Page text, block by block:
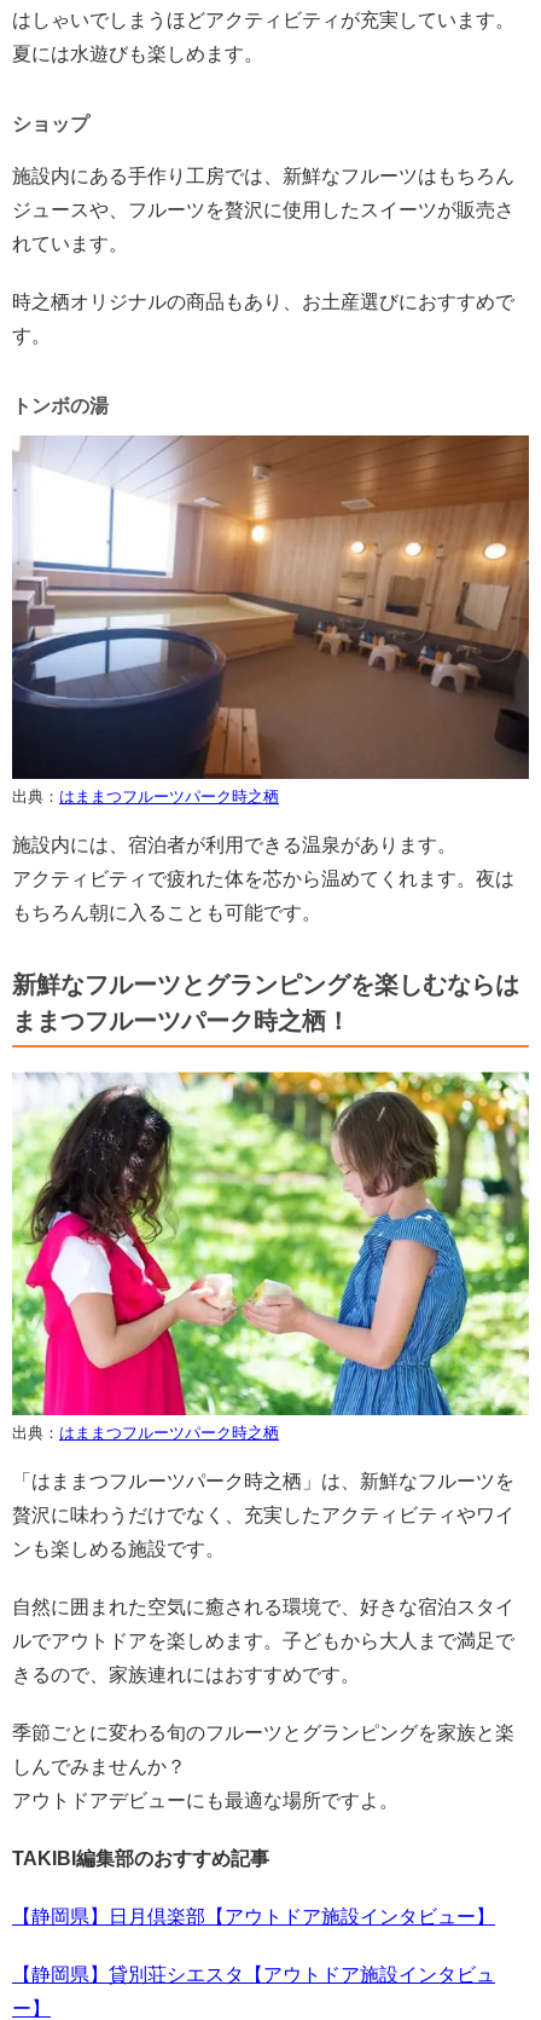
はしゃいでしまうほどアクティビティが充実しています。
夏には水遊びも楽しめます。
ショップ
施設内にある手作り工房では、新鮮なフルーツはもちろん
ジュースや、フルーツを贅沢に使用したスイーツが販売さ
れています。
時之栖オリジナルの商品もあり、お土産選びにおすすめで
す。
トンボの湯
出典： はままつフルーツパーク時之栖
施設内には、宿泊者が利用できる温泉があります。
アクティビティで疲れた体を芯から温めてくれます。夜は
もちろん朝に入ることも可能です。
新鮮なフルーツとグランピングを楽しむならは
ままつフルーツパーク時之栖！
出典： はままつフルーツパーク時之栖
「はままつフルーツパーク時之栖」は、新鮮なフルーツを
贅沢に味わうだけでなく、充実したアクティビティやワイ
ンも楽しめる施設です。
自然に囲まれた空気に癒される環境で、好きな宿泊スタイ
ルでアウトドアを楽しめます。子どもから大人まで満足で
きるので、家族連れにはおすすめです。
季節ごとに変わる旬のフルーツとグランピングを家族と楽
しんでみませんか？
アウトドアデビューにも最適な場所ですよ。
TAKIBI編集部のおすすめ記事
【静岡県】日月倶楽部【アウトドア施設インタビュー】
【静岡県】貸別荘シエスタ【アウトドア施設インタビュ
ー】